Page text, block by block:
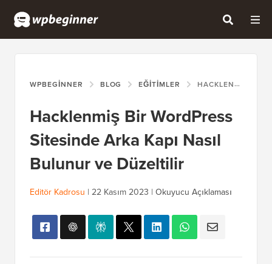
WPBEGINNER BLOG EĞITIMLER HACKLENMIŞ BIR WORDPRESS SITESINDE ARKA KAPI NASIL BULUNUR VE DÜZELTILIR
Hacklenmiş Bir WordPress
Sitesinde Arka Kapı Nasıl
Bulunur ve Düzeltilir
Editör Kadrosu | 22 Kasım 2023 | Okuyucu Açıklaması